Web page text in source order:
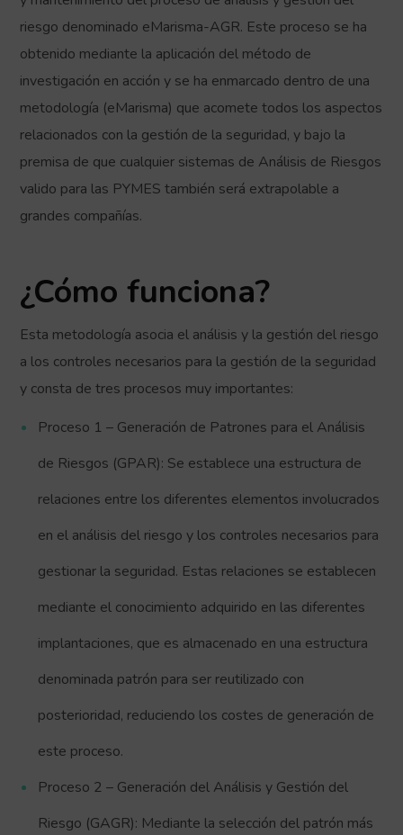
riesgo denominado eMarisma-AGR. Este proceso se ha
obtenido mediante la aplicación del método de
investigación en acción y se ha enmarcado dentro de una
metodología (eMarisma) que acomete todos los aspectos
relacionados con la gestión de la seguridad, y bajo la
premisa de que cualquier sistemas de Análisis de Riesgos
valido para las PYMES también será extrapolable a
grandes compañías.
¿Cómo funciona?
Esta metodología asocia el análisis y la gestión del riesgo
a los controles necesarios para la gestión de la seguridad
y consta de tres procesos muy importantes:
Proceso 1 – Generación de Patrones para el Análisis
de Riesgos (GPAR): Se establece una estructura de
relaciones entre los diferentes elementos involucrados
en el análisis del riesgo y los controles necesarios para
gestionar la seguridad. Estas relaciones se establecen
mediante el conocimiento adquirido en las diferentes
implantaciones, que es almacenado en una estructura
denominada patrón para ser reutilizado con
posterioridad, reduciendo los costes de generación de
este proceso.
Proceso 2 – Generación del Análisis y Gestión del
Riesgo (GAGR): Mediante la selección del patrón más